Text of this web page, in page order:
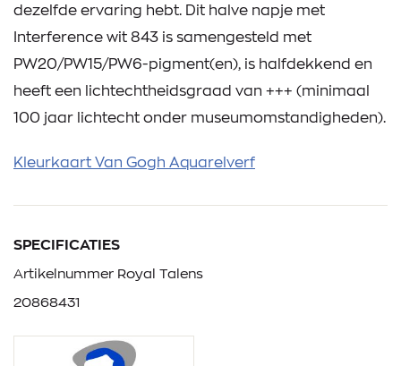
dezelfde ervaring hebt. Dit halve napje met
Interference wit 843 is samengesteld met
PW20/PW15/PW6-pigment(en), is halfdekkend en
heeft een lichtechtheidsgraad van +++ (minimaal
100 jaar lichtecht onder museumomstandigheden).
Kleurkaart Van Gogh Aquarelverf
SPECIFICATIES
Artikelnummer Royal Talens
20868431